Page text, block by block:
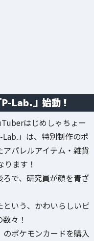
Lab.」始動！
はじめしゃちょー
」は、特別制作のポ
パレルアイテム・雑貨
ます！
で、研究員が顔を青ざ
いう、かわいらしいピ
々！
ポケモンカードを購入